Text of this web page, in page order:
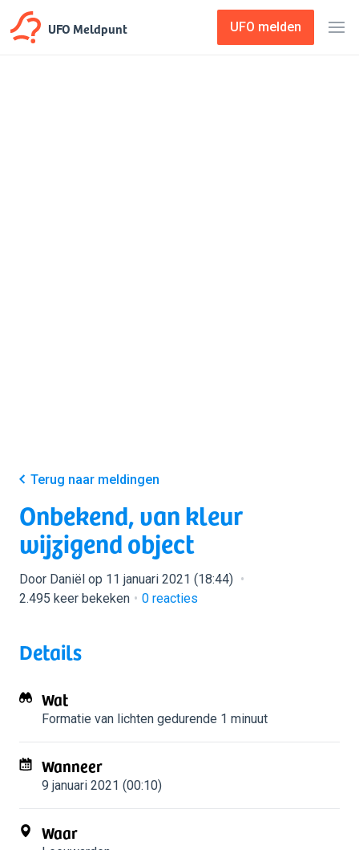
UFO Meldpunt UFO melden
Terug naar meldingen
Onbekend, van kleur
wijzigend object
Door Daniël op 11 januari 2021 (18:44)
2.495 keer bekeken
0 reacties
Details
Wat
Formatie van lichten gedurende 1 minuut
Wanneer
9 januari 2021 (00:10)
Waar